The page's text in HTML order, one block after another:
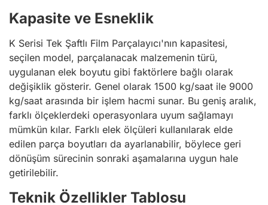
Kapasite ve Esneklik
K Serisi Tek Şaftlı Film Parçalayıcı'nın kapasitesi,
seçilen model, parçalanacak malzemenin türü,
uygulanan elek boyutu gibi faktörlere bağlı olarak
değişiklik gösterir. Genel olarak 1500 kg/saat ile 9000
kg/saat arasında bir işlem hacmi sunar. Bu geniş aralık,
farklı ölçeklerdeki operasyonlara uyum sağlamayı
mümkün kılar. Farklı elek ölçüleri kullanılarak elde
edilen parça boyutları da ayarlanabilir, böylece geri
dönüşüm sürecinin sonraki aşamalarına uygun hale
getirilebilir.
Teknik Özellikler Tablosu